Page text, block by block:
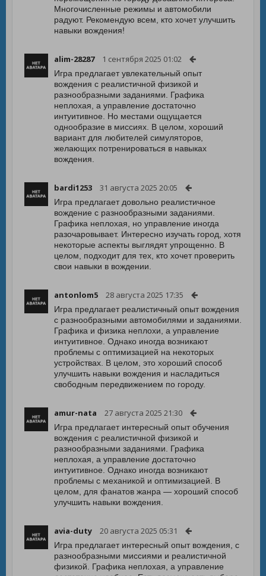
Многочисленные режимы и автомобили
радуют. Рекомендую всем, кто хочет улучшить
навыки вождения!
alim-28287 1 сентября 2025 01:02
Игра предлагает увлекательный опыт
вождения с реалистичной физикой и
разнообразными заданиями. Графика
неплохая, а управление достаточно
интуитивное. Но местами ощущается
однообразие в миссиях. В целом, хороший
вариант для любителей симуляторов,
желающих потренироваться в навыках
вождения.
bardi1253 31 августа 2025 20:05
Игра предлагает довольно реалистичное
вождение с разнообразными заданиями.
Графика неплохая, но управление иногда
разочаровывает. Интересно изучать город, хотя
некоторые аспекты выглядят упрощенно. В
целом, подходит для тех, кто хочет проверить
свои навыки в вождении.
antonlom5 28 августа 2025 17:35
Игра предлагает реалистичный опыт вождения
с разнообразными автомобилями и заданиями.
Графика и физика неплохи, а управление
интуитивное. Однако иногда возникают
проблемы с оптимизацией на некоторых
устройствах. В целом, это хороший способ
улучшить навыки вождения и насладиться
свободным передвижением по городу.
amur-nata 27 августа 2025 21:30
Игра предлагает интересный опыт обучения
вождения с реалистичной физикой и
разнообразными заданиями. Графика
неплохая, а управление достаточно
интуитивное. Однако иногда возникают
проблемы с механикой и оптимизацией. В
целом, для фанатов жанра — хороший способ
улучшить навыки вождения.
avia-duty 20 августа 2025 05:31
Игра предлагает интересный опыт вождения, с
разнообразными миссиями и реалистичной
физикой. Графика неплохая, а управление